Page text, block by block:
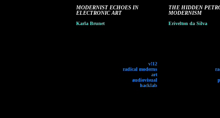
MODERNIST ECHOES IN
ELECTRONIC ART
Karla Brunet
v!12
radical moderns
art
audiovisual
hacklab
THE HIDDEN
MODERNISM
Erivelton da Silva